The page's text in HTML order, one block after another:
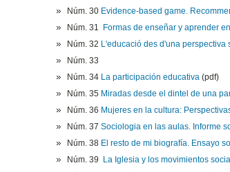
Núm. 30 Evidence-based game.
Núm. 31 Formas de enseñar y aprender
Núm. 32 L'educació des d'una
Núm. 33
Núm. 34 La participación educativa (pdf)
Núm. 35 Miradas desde el dintel de una
Núm. 36 Mujeres en la cultura:
Núm. 37Sociologia en las aulas. Informe
Núm. 38 El resto de mi biografía. Ensayo
Núm. 39 La Iglesia y los movimientos